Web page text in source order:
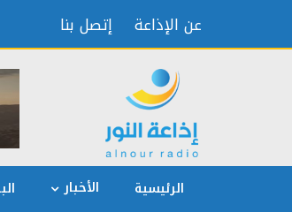
عن الإذاعة إتصل بنا
الرئيسية الأخبار